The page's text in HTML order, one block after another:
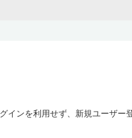
インを利用せず、新規ユーザー